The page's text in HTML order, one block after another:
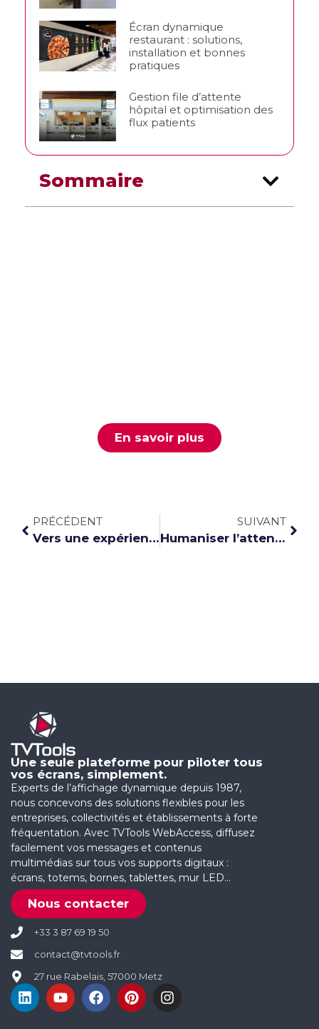
Écran dynamique
restaurant : solutions,
installation et bonnes
pratiques
Gestion file d’attente
hôpital et optimisation des
flux patients
Sommaire
En savoir plus
PRÉCÉDENT
Vers une expérience client immersive en agence immobilière avec l’affichage dynamique
SUIVANT
Humaniser l’attente d’un centre médical avec l’affichage dynamique
Une seule plateforme pour piloter tous
vos écrans, simplement.
Experts de l’affichage dynamique depuis 1987,
nous concevons des solutions flexibles pour les
entreprises, collectivités et établissements à forte
fréquentation. Avec TVTools WebAccess, diffusez
facilement vos messages et contenus
multimédias sur tous vos supports digitaux :
écrans, totems, bornes, tablettes, mur LED…
Nous contacter
+33 3 87 69 19 50
contact@tvtools.fr
27 rue Rabelais, 57000 Metz